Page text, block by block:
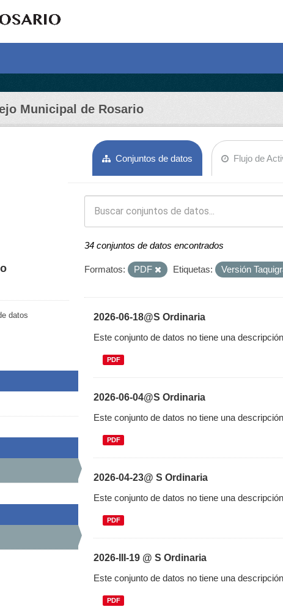
Municipal de Rosario
Conjuntos de datos Flujo de
34 conjuntos de datos encontrados
Formatos: PDF Etiquetas: Versión
2026-06-18@S Ordinaria
Este conjunto de datos no tiene una descripción
PDF
2026-06-04@S Ordinaria
Este conjunto de datos no tiene una descripción
PDF
2026-04-23@ S Ordinaria
Este conjunto de datos no tiene una descripción
PDF
2026-III-19 @ S Ordinaria
Este conjunto de datos no tiene una descripción
PDF
datos